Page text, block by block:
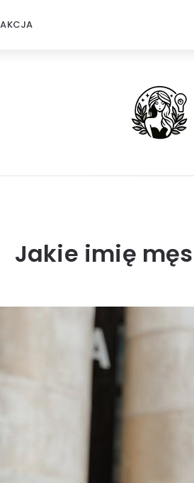
Jakie imię